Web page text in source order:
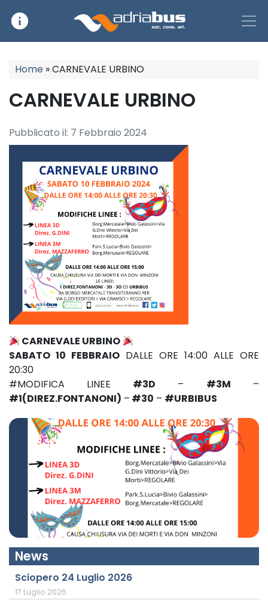
Main Navigation
info
News
Sciopero 24 Luglio 2026
17 Luglio 2026
Home »CARNEVALE URBINO
CARNEVALE URBINO
Pubblicato il: 7 Febbraio 2024
CARNEVALE URBINO
SABATO 10 FEBBRAIO DALLE ORE 14:00 ALLE ORE
20:30
#MODIFICA LINEE #3D – #3M –
#1(DIREZ.FONTANONI) – #30 – #URBIBUS